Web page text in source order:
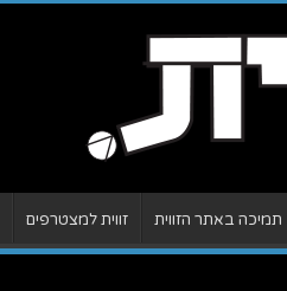
תמיכה באתר הזווית זווית למצטרפים